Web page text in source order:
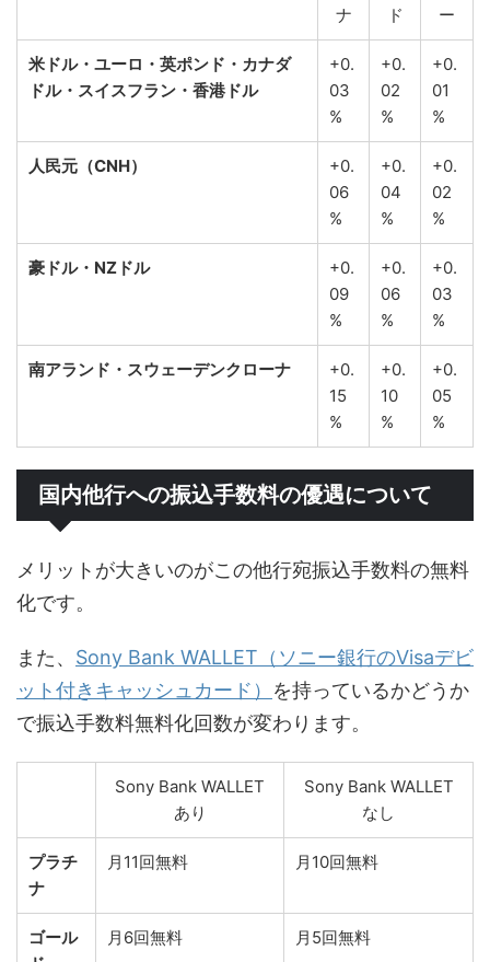
ナ
ド
ー
米ドル・ユーロ・英ポンド・カナダ
ドル・スイスフラン・香港ドル
+0.
03
%
+0.
02
%
+0.
01
%
人民元（CNH）
+0.
06
%
+0.
04
%
+0.
02
%
豪ドル・NZドル
+0.
09
%
+0.
06
%
+0.
03
%
南アランド・スウェーデンクローナ
+0.
15
%
+0.
10
%
+0.
05
%
国内他行への振込手数料の優遇について
メリットが大きいのがこの他行宛振込手数料の無料
化です。
また、 Sony Bank WALLET（ソニー銀行のVisaデビ
ット付きキャッシュカード） を持っているかどうか
で振込手数料無料化回数が変わります。
Sony Bank WALLET
あり
Sony Bank WALLET
なし
プラチ
ナ
月11回無料 月10回無料
ゴール
月6回無料 月5回無料